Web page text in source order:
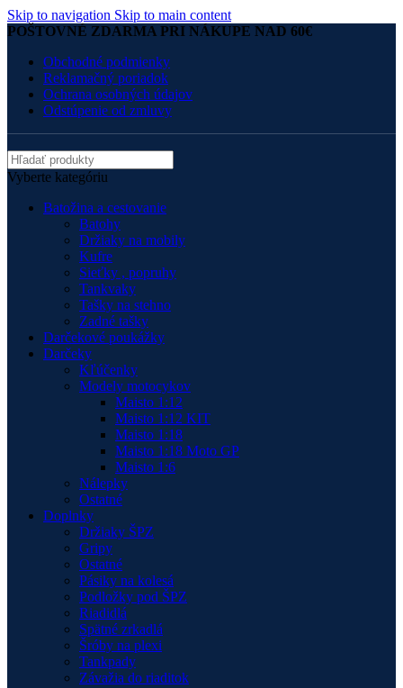
Skip to navigation Skip to main content
POŠTOVNÉ ZDARMA PRI NÁKUPE NAD 60€
Obchodné podmienky
Reklamačný poriadok
Ochrana osobných údajov
Odstúpenie od zmluvy
Vyberte kategóriu
Batožina a cestovanie
Batohy
Držiaky na mobily
Kufre
Sieťky , popruhy
Tankvaky
Tašky na stehno
Zadné tašky
Darčekové poukážky
Darčeky
Kľúčenky
Modely motocykov
Maisto 1:12
Maisto 1:12 KIT
Maisto 1:18
Maisto 1:18 Moto GP
Maisto 1:6
Nálepky
Ostatné
Doplnky
Držiaky ŠPZ
Gripy
Ostatné
Pásiky na kolesá
Podložky pod ŠPZ
Riadidlá
Spätné zrkadlá
Šróby na plexi
Tankpady
Závažia do riaditok